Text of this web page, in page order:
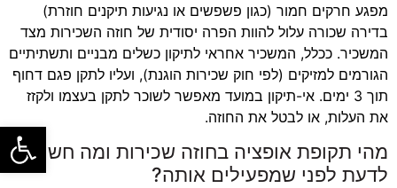
פתח
מפגע חרקים חמור (כגון פשפשים או נגיעות תיקנים חוזרת)
בדירה שכורה עלול להוות הפרה יסודית של חוזה השכירות מצד
המשכיר. ככלל, המשכיר אחראי לתיקון כשלים מבניים ותשתיתיים
הגורמים למזיקים (לפי חוק שכירות הוגנת), ועליו לתקן פגם דחוף
תוך 3 ימים. אי-תיקון במועד מאפשר לשוכר לתקן בעצמו ולקזז
את העלות, או לבטל את החוזה.
מהי תקופת אופציה בחוזה שכירות ומה חשוב
לדעת לפני שמפעילים אותה?